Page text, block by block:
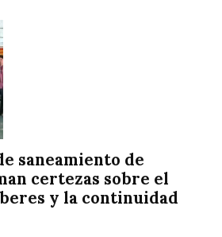
saneamiento de
certezas sobre el
y la continuidad